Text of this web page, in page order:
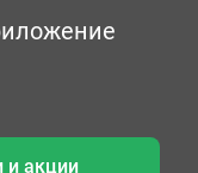
и акции